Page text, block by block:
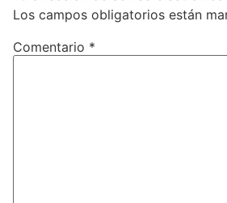
Los campos obligatorios están
Comentario *